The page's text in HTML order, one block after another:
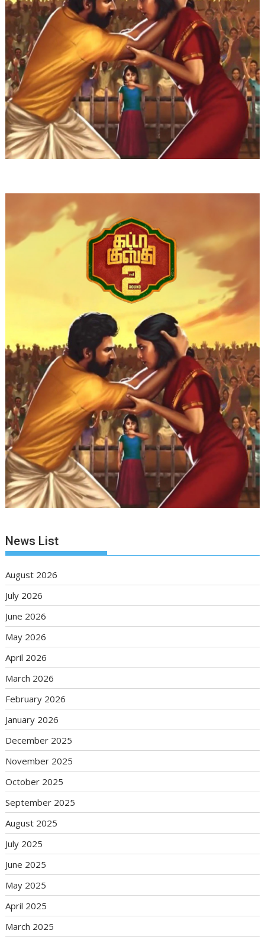
News List
August 2026
July 2026
June 2026
May 2026
April 2026
March 2026
February 2026
January 2026
December 2025
November 2025
October 2025
September 2025
August 2025
July 2025
June 2025
May 2025
April 2025
March 2025